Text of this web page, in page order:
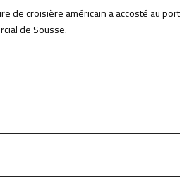
de croisière américain a accosté au port
de Sousse.